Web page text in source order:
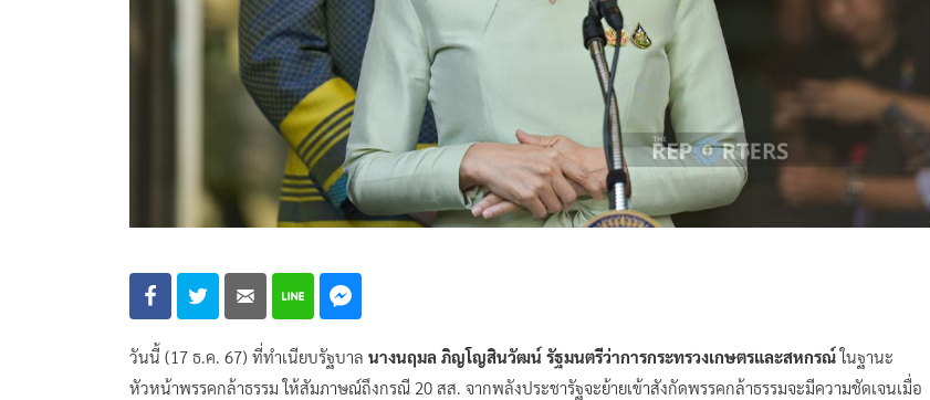
วันนี้ (17 ธ.ค. 67) ที่ทำเนียบรัฐบาล นางนฤมล ภิญโญสินวัฒน์ รัฐมนตรีว่าการกระทรวงเกษตรและสหกรณ์ในฐานะ
หัวหน้าพรรคกล้าธรรม ให้สัมภาษณ์ถึงกรณี 20 สส. จากพลังประชารัฐจะย้ายเข้าสังกัดพรรคกล้าธรรมจะมีความชัดเจนเมื่อ